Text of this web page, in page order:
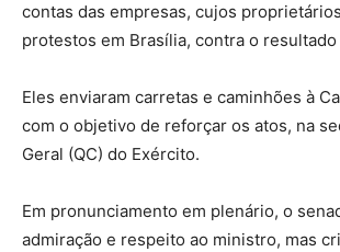
contas das empresas, cujos
protestos em Brasília, contra o
Eles enviaram carretas e caminhões à
com o objetivo de reforçar os atos, na
Geral (QC) do Exército.
Em pronunciamento em plenário, o
admiração e respeito ao ministro, mas